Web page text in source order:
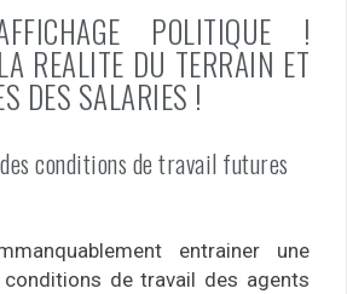
POLITIQUE !
REALITE DU TERRAIN ET
DES SALARIES !
conditions de travail futures
entrainer une
de travail des agents